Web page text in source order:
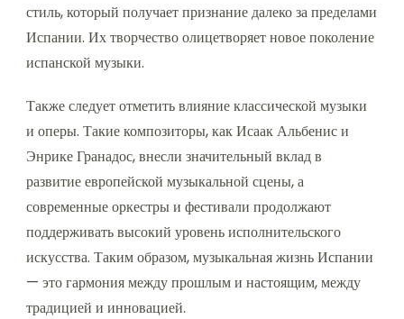
стиль, который получает признание далеко за пределами
Испании. Их творчество олицетворяет новое поколение
испанской музыки.
Также следует отметить влияние классической музыки
и оперы. Такие композиторы, как Исаак Альбенис и
Энрике Гранадос, внесли значительный вклад в
развитие европейской музыкальной сцены, а
современные оркестры и фестивали продолжают
поддерживать высокий уровень исполнительского
искусства. Таким образом, музыкальная жизнь Испании
— это гармония между прошлым и настоящим, между
традицией и инновацией.